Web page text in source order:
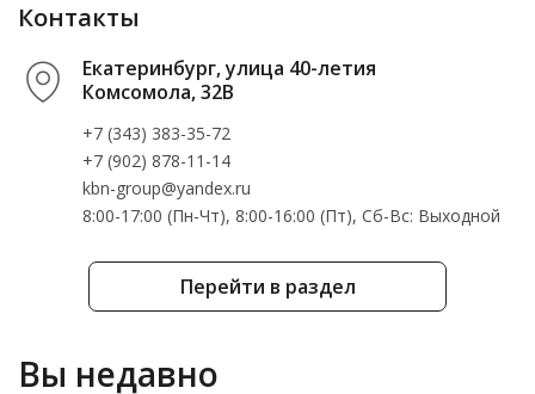
Перейти в раздел
Контакты
Екатеринбург, улица 40-летия
Комсомола, 32В
+7 (343) 383-35-72
+7 (902) 878-11-14
kbn-group@yandex.ru
8:00-17:00 (Пн-Чт), 8:00-16:00 (Пт), Cб-Вс: Выходной
Вы недавно